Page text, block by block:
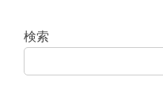
検索